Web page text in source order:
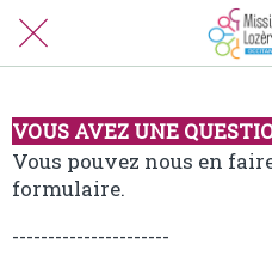
VOUS AVEZ UNE
Vous pouvez nous en
formulaire.
----------------------